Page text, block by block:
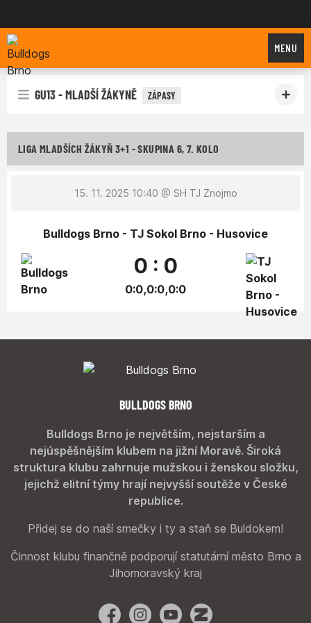
Bulldogs Brno
MENU
GU13 - MLADŠÍ ŽÁKYNĚ ZÁPASY
LIGA MLADŠÍCH ŽÁKYŇ 3+1 - SKUPINA 6, 7. KOLO
15. 11. 2025 10:40 @ SH TJ Znojmo
Bulldogs Brno - TJ Sokol Brno - Husovice
0 : 0
0:0,0:0,0:0
BULLDOGS BRNO
Bulldogs Brno je největším, nejstarším a
nejúspěšnějším klubem na jižní Moravě. Široká
struktura klubu zahrnuje mužskou i ženskou složku,
jejichž elitní týmy hrají nejvyšší soutěže v České
republice.
Přidej se do naší smečky i ty a staň se Buldokem!
Činnost klubu finančně podporují statutární město Brno a
Jihomoravský kraj